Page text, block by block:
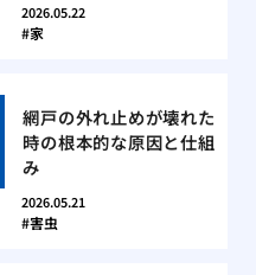
2026.05.22
家
網戸の外れ止めが壊れた
時の根本的な原因と仕組
み
2026.05.21
害虫